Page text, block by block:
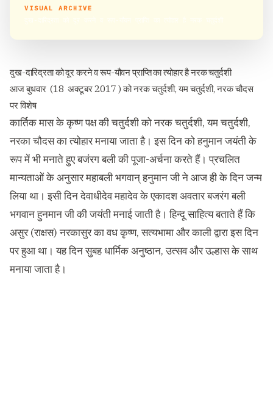
VISUAL ARCHIVE
दुख-दारिद्रता को दूर करने व रूप-यौवन प्राप्ति का त्योहार है नरक चतुर्दशी
आज बुधवार (18 अक्टूबर 2017 ) को नरक चतुर्दशी, यम चतुर्दशी, नरक चौदस
पर विशेष
कार्तिक मास के कृष्ण पक्ष की चतुर्दशी को नरक चतुर्दशी, यम चतुर्दशी,
नरका चौदस का त्योहार मनाया जाता है। इस द‍िन को हनुमान जयंती के
रूप में भी मनाते हुए बजंरग बली की पूजा-अर्चना करते हैं। प्रचलित
मान्यताओं के अनुसार महाबली भगवान् हनुमान जी ने आज ही के द‍िन जन्‍म
ल‍िया था। इसी दिन देवाधीदेव महादेव के एकादश अवतार बजरंग बली
भगवान हुनमान जी की जयंती मनाई जाती है। हिन्दू साहित्य बताते हैं कि
असुर (राक्षस) नरकासुर का वध कृष्ण, सत्यभामा और काली द्वारा इस दिन
पर हुआ था। यह दिन सुबह धार्मिक अनुष्ठान, उत्सव और उल्हास के साथ
मनाया जाता है।